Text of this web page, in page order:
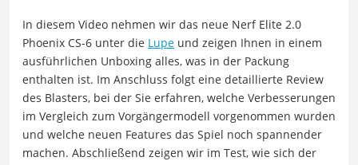
In diesem Video nehmen wir das neue Nerf Elite 2.0
Phoenix CS-6 unter die Lupe und zeigen Ihnen in einem
ausführlichen Unboxing alles, was in der Packung
enthalten ist. Im Anschluss folgt eine detaillierte Review
des Blasters, bei der Sie erfahren, welche Verbesserungen
im Vergleich zum Vorgängermodell vorgenommen wurden
und welche neuen Features das Spiel noch spannender
machen. Abschließend zeigen wir im Test, wie sich der